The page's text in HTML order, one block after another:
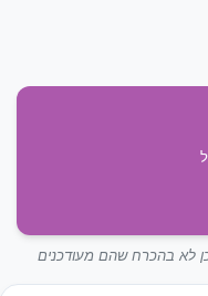
לא בהכרח שהם מעודכנים